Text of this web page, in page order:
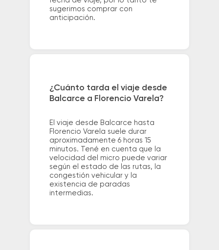
sugerimos comprar con
anticipación.
¿Cuánto tarda el viaje desde
Balcarce a Florencio Varela?
El viaje desde Balcarce hasta
Florencio Varela suele durar
aproximadamente 6 horas 15
minutos. Tené en cuenta que la
velocidad del micro puede variar
según el estado de las rutas, la
congestión vehicular y la
existencia de paradas
intermedias.